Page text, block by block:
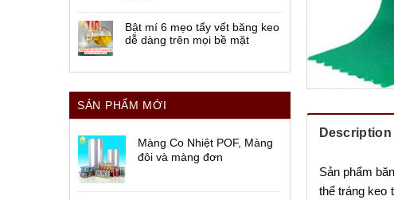
Bật mí 6 mẹo tẩy vết băng keo
dễ dàng trên mọi bề mặt
SẢN PHẨM MỚI
Màng Co Nhiệt POF, Màng
đôi và màng đơn
Description
Sản phẩm
thể tráng keo